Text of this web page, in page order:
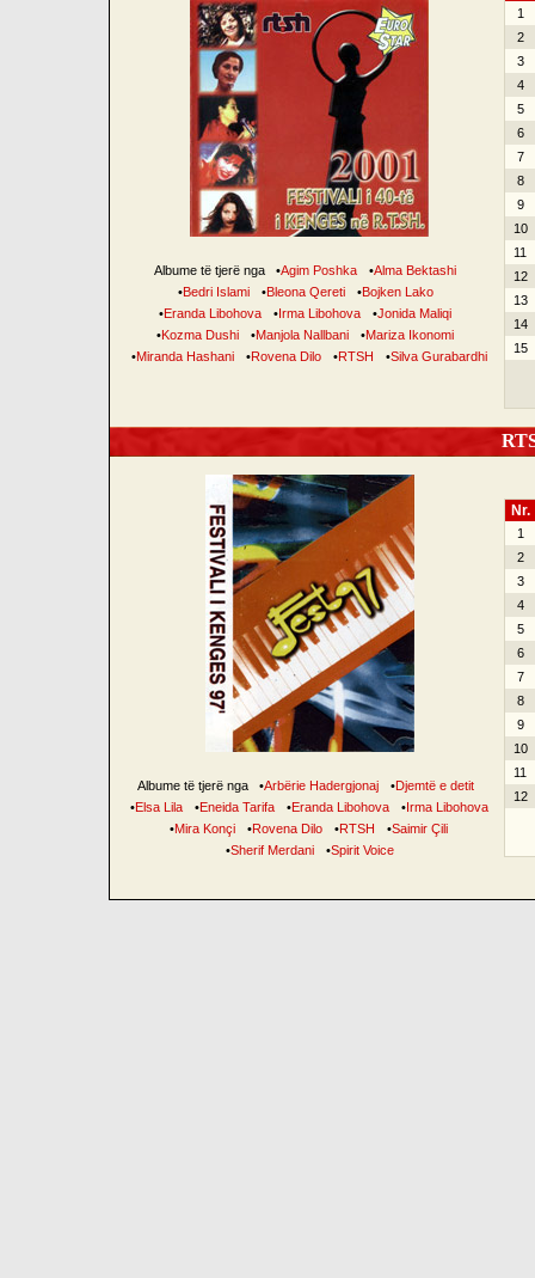
Albume të tjerë nga •Agim Poshka •Alma Bektashi
•Bedri Islami •Bleona Qereti •Bojken Lako
•Eranda Libohova •Irma Libohova •Jonida Maliqi
•Kozma Dushi •Manjola Nallbani •Mariza Ikonomi
•Miranda Hashani •Rovena Dilo •RTSH •Silva Gurabardhi
1
2
3
4
5
6
7
8
9
10
11
12
13
14
15
Albume të tjerë nga •Arbërie Hadergjonaj •Djemtë e detit
•Elsa Lila •Eneida Tarifa •Eranda Libohova •Irma Libohova
•Mira Konçi •Rovena Dilo •RTSH •Saimir Çili
•Sherif Merdani •Spirit Voice
Nr.
1
2
3
4
5
6
7
8
9
10
11
12